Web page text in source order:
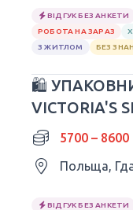
ВІДГУК БЕЗ АНКЕТИ
РОБОТА НА ЗАРАЗ
З ЖИТЛОМ
БЕЗ
🛍
VICTORIA'S
5700 – 8600
Польща,
ВІДГУК БЕЗ АНКЕТИ